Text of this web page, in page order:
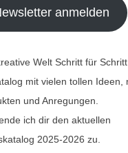
anmelden
Welt Schritt für
mit vielen tollen Ideen,
und Anregungen.
ich dir den aktuellen
2025-2026 zu.